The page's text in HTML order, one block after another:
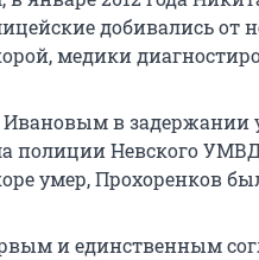
добивались от
медики
в задержании
полиции Невского
умер, Прохоренков
и единственным